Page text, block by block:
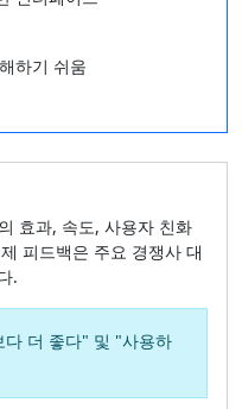
하기 쉬움
효과, 속도, 사용자 친화
피드백은 주요 경쟁사 대
.
더 좋다" 및 "사용하